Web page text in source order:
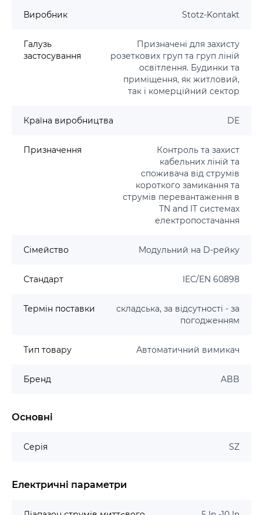
Виробник Stotz-Kontakt
Галузь
застосування
Призначені для захисту
розеткових груп та груп ліній
освітлення. Будинки та
приміщення, як житловий,
так і комерційний сектор
Країна виробництва DE
Призначення
Контроль та захист
кабельних ліній та
споживача від струмів
короткого замикання та
струмів перевантаження в
TN and IT системах
електропостачання
Сімейство Модульний на D-рейку
Стандарт IEC/EN 60898
Термін поставки
складська, за відсутності - за
погодженням
Тип товару Автоматичний вимикач
Бренд ABB
Основні
Серія SZ
Електричні параметри